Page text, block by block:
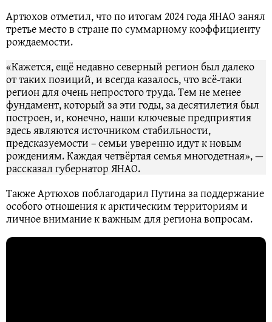
Артюхов отметил, что по итогам 2024 года ЯНАО занял
третье место в стране по суммарному коэффициенту
рождаемости.
«Кажется, ещё недавно северный регион был далеко
от таких позиций, и всегда казалось, что всё-таки
регион для очень непростого труда. Тем не менее
фундамент, который за эти годы, за десятилетия был
построен, и, конечно, наши ключевые предприятия
здесь являются источником стабильности,
предсказуемости – семьи уверенно идут к новым
рождениям. Каждая четвёртая семья многодетная», —
рассказал губернатор ЯНАО.
Также Артюхов поблагодарил Путина за поддержание
особого отношения к арктическим территориям и
личное внимание к важным для региона вопросам.